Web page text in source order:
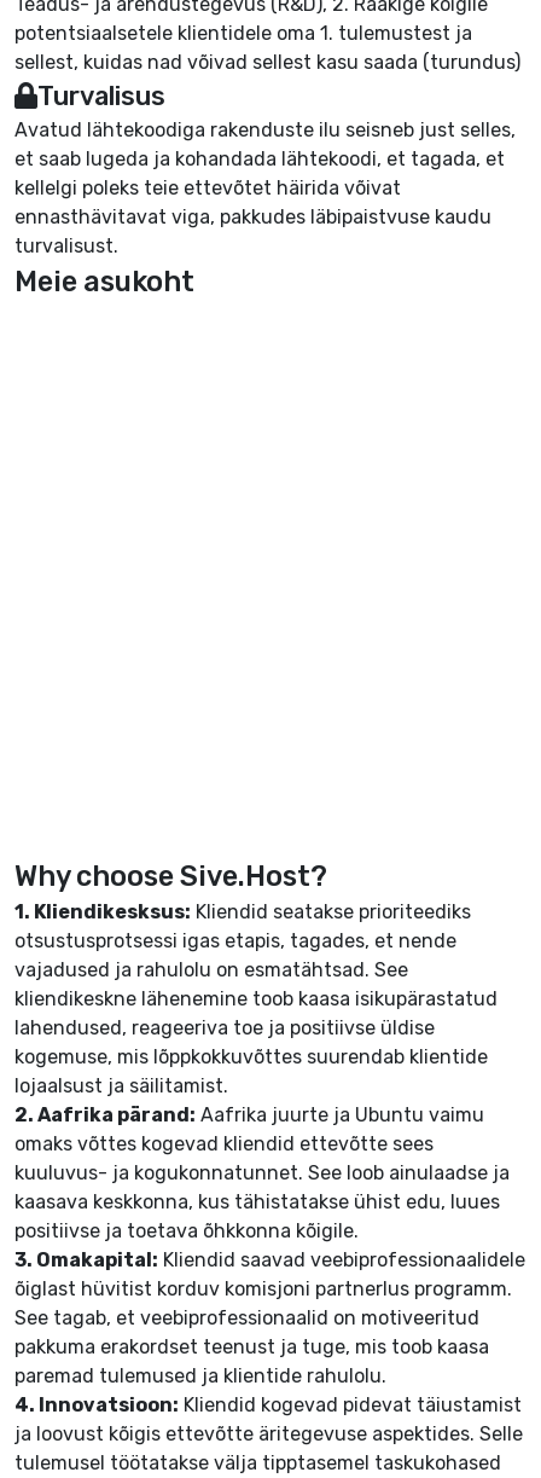
potentsiaalsetele klientidele oma 1. tulemustest ja
sellest, kuidas nad võivad sellest kasu saada (turundus)
Turvalisus
Avatud lähtekoodiga rakenduste ilu seisneb just selles,
et saab lugeda ja kohandada lähtekoodi, et tagada, et
kellelgi poleks teie ettevõtet häirida võivat
ennasthävitavat viga, pakkudes läbipaistvuse kaudu
turvalisust.
Meie asukoht
Why choose Sive.Host?
1. Kliendikesksus: Kliendid seatakse prioriteediks
otsustusprotsessi igas etapis, tagades, et nende
vajadused ja rahulolu on esmatähtsad. See
kliendikeskne lähenemine toob kaasa isikupärastatud
lahendused, reageeriva toe ja positiivse üldise
kogemuse, mis lõppkokkuvõttes suurendab klientide
lojaalsust ja säilitamist.
2. Aafrika pärand: Aafrika juurte ja Ubuntu vaimu
omaks võttes kogevad kliendid ettevõtte sees
kuuluvus- ja kogukonnatunnet. See loob ainulaadse ja
kaasava keskkonna, kus tähistatakse ühist edu, luues
positiivse ja toetava õhkkonna kõigile.
3. Omakapital: Kliendid saavad veebiprofessionaalidele
õiglast hüvitist korduv komisjoni partnerlus programm.
See tagab, et veebiprofessionaalid on motiveeritud
pakkuma erakordset teenust ja tuge, mis toob kaasa
paremad tulemused ja klientide rahulolu.
4. Innovatsioon: Kliendid kogevad pidevat täiustamist
ja loovust kõigis ettevõtte äritegevuse aspektides. Selle
tulemusel töötatakse välja tipptasemel taskukohased